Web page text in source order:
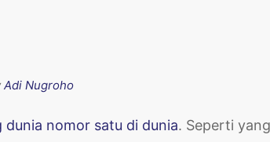
Adi Nugroho
dunia nomor satu di dunia. Seperti